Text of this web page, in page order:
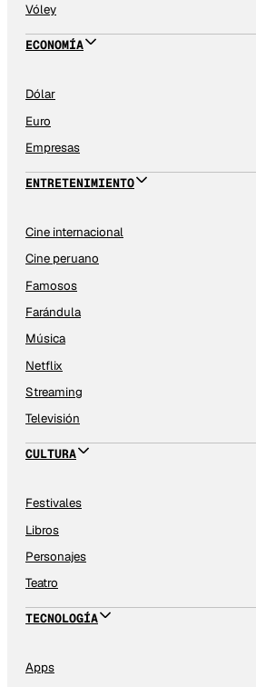
Vóley
ECONOMÍA
Dólar
Euro
Empresas
ENTRETENIMIENTO
Cine internacional
Cine peruano
Famosos
Farándula
Música
Netflix
Streaming
Televisión
CULTURA
Festivales
Libros
Personajes
Teatro
TECNOLOGÍA
Apps